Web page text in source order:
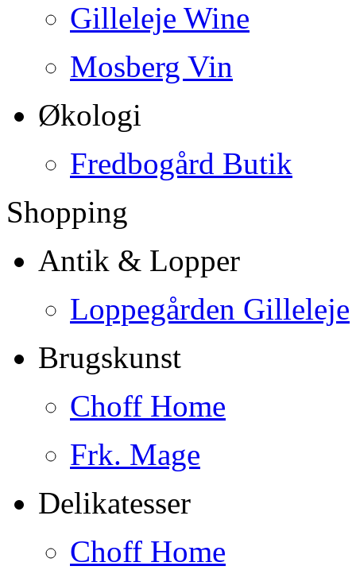
Gilleleje Wine
Mosberg Vin
Økologi
Fredbogård Butik
Shopping
Antik & Lopper
Loppegården Gilleleje
Brugskunst
Choff Home
Frk. Mage
Delikatesser
Choff Home